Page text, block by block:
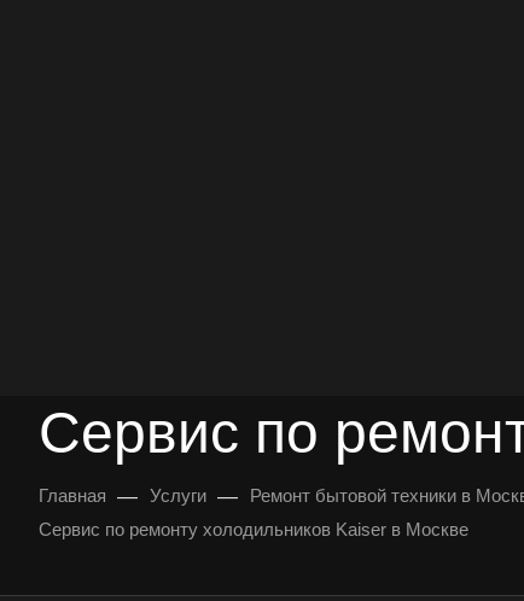
Сервис по
Главная — Услуги — Ремонт бытовой техники в
Сервис по ремонту холодильников Kaiser в Москве